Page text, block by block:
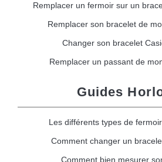
Remplacer un fermoir sur un
Remplacer son bracelet de
Changer son bracelet
Remplacer un passant de
Guides
Les différents types de
Comment changer un
Comment bien mesurer